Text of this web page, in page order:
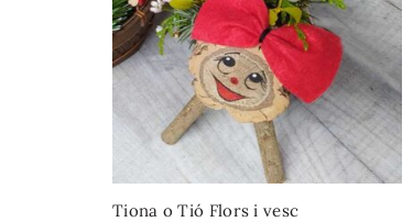
Tiona o Tió Flors i vesc